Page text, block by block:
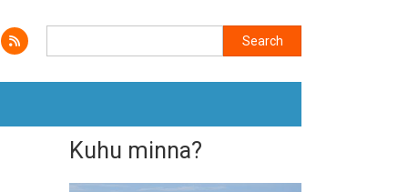
Kuhu minna?